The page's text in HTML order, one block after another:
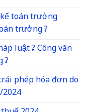
toán trưởng
trưởng ?
luật ? Công văn
?
phép hóa đơn do